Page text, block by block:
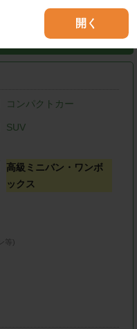
開く
ーを条件検索
コンパクトカー
SUV
高級ミニバン・ワンボ
ックス
等)